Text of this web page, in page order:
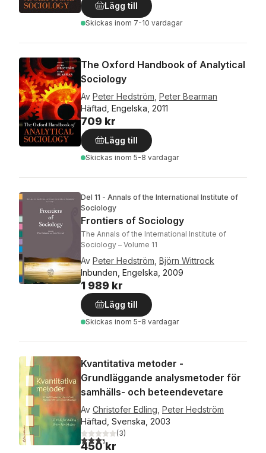
Lägg till
Skickas inom 7-10 vardagar
The Oxford Handbook of Analytical
Sociology
Av Peter Hedström Peter Bearman
Häftad, Engelska, 2011
709 kr
Lägg till
Skickas inom 5-8 vardagar
Del 11 - Annals of the International Institute of
Sociology
Frontiers of Sociology
The Annals of the International Institute of
Sociology – Volume 11
Av Peter Hedström Björn Wittrock
Inbunden, Engelska, 2009
1 989 kr
Lägg till
Skickas inom 5-8 vardagar
Kvantitativa metoder -
Grundläggande analysmetoder för
samhälls- och beteendevetare
Av Christofer Edling Peter Hedström
Häftad, Svenska, 2003
3,3utav 5 stjärnor. Totalt antal röster:
(3)
450 kr